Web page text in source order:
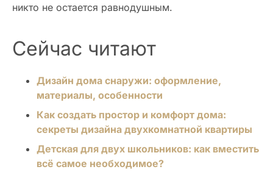
никто не остается равнодушным.
Сейчас читают
Дизайн дома снаружи: оформление,
материалы, особенности
Как создать простор и комфорт дома:
секреты дизайна двухкомнатной квартиры
Детская для двух школьников: как вместить
всё самое необходимое?